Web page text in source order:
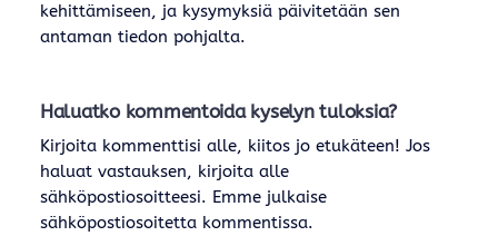
kehittämiseen, ja kysymyksiä päivitetään sen
antaman tiedon pohjalta.
Haluatko kommentoida kyselyn tuloksia?
Kirjoita kommenttisi alle, kiitos jo etukäteen! Jos
haluat vastauksen, kirjoita alle
sähköpostiosoitteesi. Emme julkaise
sähköpostiosoitetta kommentissa.